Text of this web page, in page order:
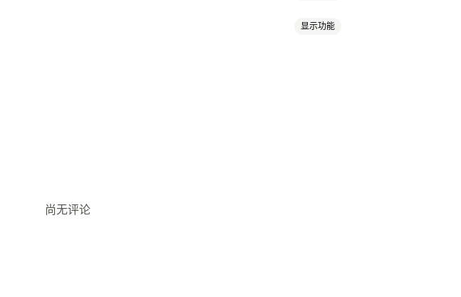
显示功能
尚无评论